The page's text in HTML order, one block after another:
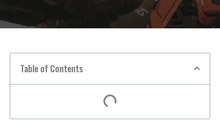
Table of Contents